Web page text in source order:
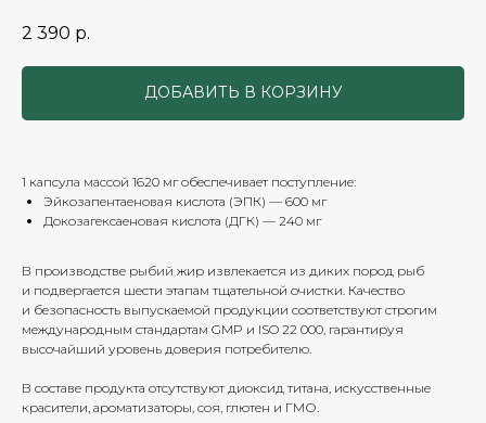
2 390 р.
ДОБАВИТЬ В КОРЗИНУ
1 капсула массой 1620 мг обеспечивает поступление:
Эйкозапентаеновая кислота (ЭПК) — 600 мг
Докозагексаеновая кислота (ДГК) — 240 мг
В производстве рыбий жир извлекается из диких пород рыб
и подвергается шести этапам тщательной очистки. Качество
и безопасность выпускаемой продукции соответствуют строгим
международным стандартам GMP и ISO 22 000, гарантируя
высочайший уровень доверия потребителю.
В составе продукта отсутствуют диоксид титана, искусственные
красители, ароматизаторы, соя, глютен и ГМО.